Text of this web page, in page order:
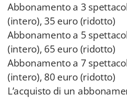
Abbonamento a 3
(intero), 35 euro (ridotto)
Abbonamento a 5
(intero), 65 euro (ridotto)
Abbonamento a 7
(intero), 80 euro (ridotto)
L’acquisto di un